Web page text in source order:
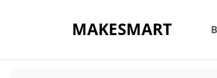
MAKESMART